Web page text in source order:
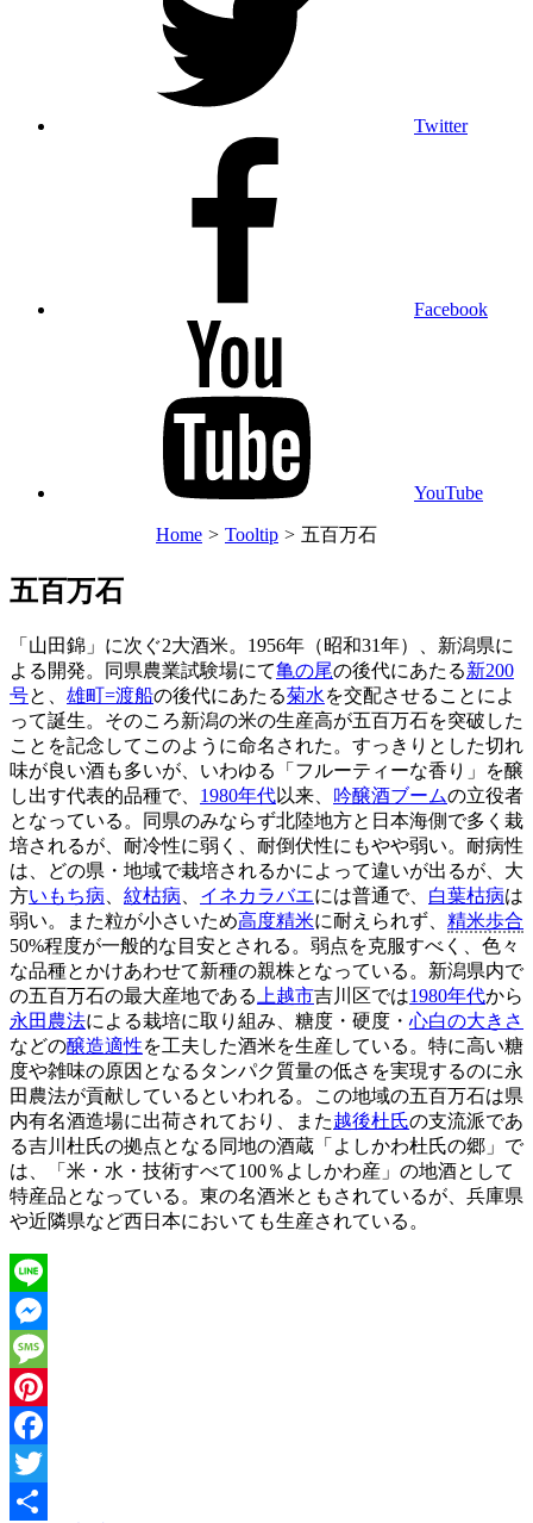
Twitter
Facebook
YouTube
Home > Tooltip > 五百万石
五百万石
「山田錦」に次ぐ2大酒米。1956年（昭和31年）、新潟県に
よる開発。同県農業試験場にて亀の尾の後代にあたる新200
号と、 雄町=渡船の後代にあたる菊水を交配させることによ
って誕生。そのころ新潟の米の生産高が五百万石を突破した
ことを記念してこのように命名された。すっきりとした切れ
味が良い酒も多いが、いわゆる「フルーティーな香り」を醸
し出す代表的品種で、 1980年代以来、 吟醸酒ブームの立役者
となっている。同県のみならず北陸地方と日本海側で多く栽
培されるが、耐冷性に弱く、耐倒伏性にもやや弱い。耐病性
は、どの県・地域で栽培されるかによって違いが出るが、大
方いもち病 紋枯病 イネカラバエには普通で、 白葉枯病は
弱い。また粒が小さいため高度精米に耐えられず、 精米歩合
50%程度が一般的な目安とされる。弱点を克服すべく、色々
な品種とかけあわせて新種の親株となっている。新潟県内で
の五百万石の最大産地である 上越市吉川区では1980年代から
永田農法による栽培に取り組み、糖度・硬度・ 心白の大きさ
などの醸造適性を工夫した酒米を生産している。特に高い糖
度や雑味の原因となるタンパク質量の低さを実現するのに永
田農法が貢献しているといわれる。この地域の五百万石は県
内有名酒造場に出荷されており、また越後杜氏の支流派であ
る吉川杜氏の拠点となる同地の酒蔵「よしかわ杜氏の郷」で
は、「米・水・技術すべて100％よしかわ産」の地酒として
特産品となっている。東の名酒米ともされているが、兵庫県
や近隣県など西日本においても生産されている。
Line
Messenger
Message
Pinterest
Facebook
Twitter